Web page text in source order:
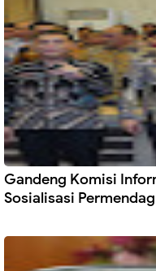
Gandeng Komisi
Sosialisasi